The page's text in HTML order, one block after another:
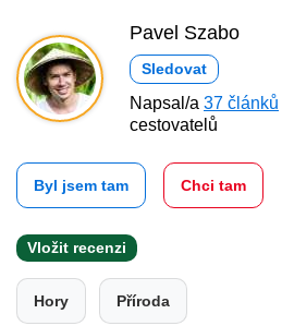
Pavel Szabo
Sledovat
Napsal/a 37 článků
cestovatelů
Byl jsem tam Chci tam
Vložit recenzi
Hory Příroda